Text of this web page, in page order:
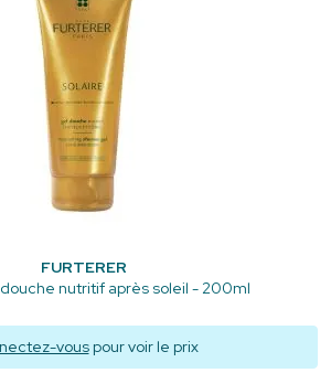
FURTERER
nutritif après soleil - 200ml
vouspour voir le prix